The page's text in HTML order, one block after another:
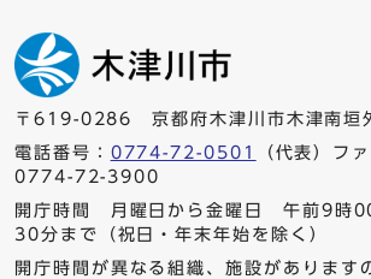
〒619-0286 京都府木津川市木津南垣
電話番号： 0774-72-0501
（代表）フ
0774-72-3900
開庁時間 月曜日から金曜日 午前9時
30分まで（祝日・年末年始を除く）
開庁時間が異なる組織、施設があります